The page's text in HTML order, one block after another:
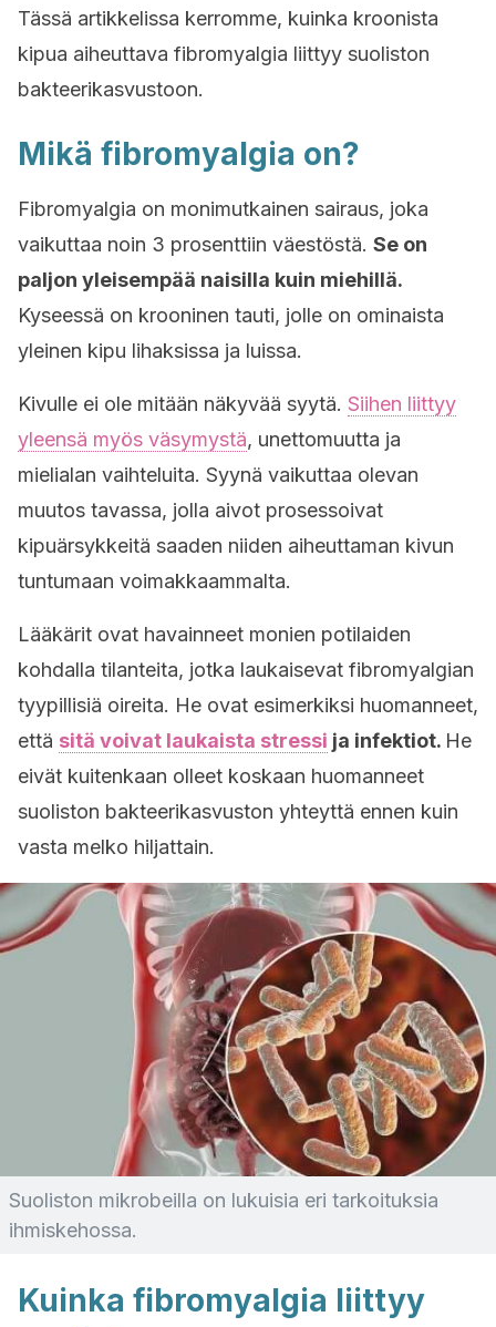
Tässä artikkelissa kerromme, kuinka kroonista
kipua aiheuttava fibromyalgia liittyy suoliston
bakteerikasvustoon.
Mikä fibromyalgia on?
Fibromyalgia on monimutkainen sairaus, joka
vaikuttaa noin 3 prosenttiin väestöstä. Se on
paljon yleisempää naisilla kuin miehillä.
Kyseessä on krooninen tauti, jolle on ominaista
yleinen kipu lihaksissa ja luissa.
Kivulle ei ole mitään näkyvää syytä. Siihen liittyy
yleensä myös väsymystä, unettomuutta ja
mielialan vaihteluita. Syynä vaikuttaa olevan
muutos tavassa, jolla aivot prosessoivat
kipuärsykkeitä saaden niiden aiheuttaman kivun
tuntumaan voimakkaammalta.
Lääkärit ovat havainneet monien potilaiden
kohdalla tilanteita, jotka laukaisevat fibromyalgian
tyypillisiä oireita. He ovat esimerkiksi huomanneet,
että sitä voivat laukaista stressi ja infektiot. He
eivät kuitenkaan olleet koskaan huomanneet
suoliston bakteerikasvuston yhteyttä ennen kuin
vasta melko hiljattain.
Suoliston mikrobeilla on lukuisia eri tarkoituksia
ihmiskehossa.
Kuinka fibromyalgia liittyy